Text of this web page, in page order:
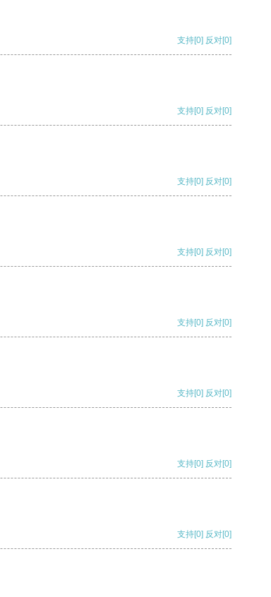
支持[0] 反对[0]
支持[0] 反对[0]
支持[0] 反对[0]
支持[0] 反对[0]
支持[0] 反对[0]
支持[0] 反对[0]
支持[0] 反对[0]
支持[0] 反对[0]